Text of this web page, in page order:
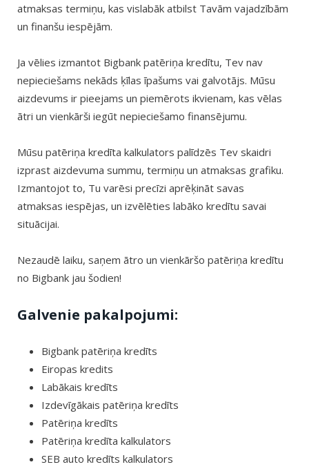
atmaksas termiņu, kas vislabāk atbilst Tavām vajadzībām
un finanšu iespējām.
Ja vēlies izmantot Bigbank patēriņa kredītu, Tev nav
nepieciešams nekāds ķīlas īpašums vai galvotājs. Mūsu
aizdevums ir pieejams un piemērots ikvienam, kas vēlas
ātri un vienkārši iegūt nepieciešamo finansējumu.
Mūsu patēriņa kredīta kalkulators palīdzēs Tev skaidri
izprast aizdevuma summu, termiņu un atmaksas grafiku.
Izmantojot to, Tu varēsi precīzi aprēķināt savas
atmaksas iespējas, un izvēlēties labāko kredītu savai
situācijai.
Nezaudē laiku, saņem ātro un vienkāršo patēriņa kredītu
no Bigbank jau šodien!
Galvenie pakalpojumi:
Bigbank patēriņa kredīts
Eiropas kredits
Labākais kredīts
Izdevīgākais patēriņa kredīts
Patēriņa kredīts
Patēriņa kredīta kalkulators
SEB auto kredīts kalkulators